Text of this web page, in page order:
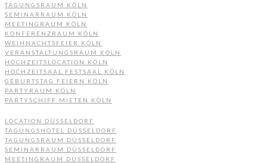
TAGUNGSRAUM KÖLN
SEMINARRAUM KÖLN
MEETINGRAUM KÖLN
KONFERENZRAUM KÖLN
WEIHNACHTSFEIER KÖLN
VERANSTALTUNGSRAUM KÖLN
HOCHZEITSLOCATION KÖLN
HOCHZEITSAAL FESTSAAL KÖLN
GEBURTSTAG FEIERN KÖLN
PARTYRAUM KÖLN
PARTYSCHIFF MIETEN KÖLN
LOCATION DÜSSELDORF
TAGUNGSHOTEL DÜSSELDORF
TAGUNGSRAUM DÜSSELDORF
SEMINARRAUM DÜSSELDORF
MEETINGRAUM DÜSSELDORF